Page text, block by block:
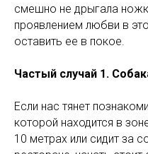
смешно не дрыгала
проявлением любви в
оставить ее в покое.
Частый случай 1.
Если нас тянет
которой находится в
10 метрах или сидит за